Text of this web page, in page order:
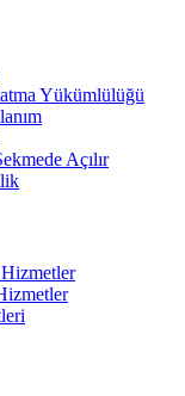
Yükümlülüğü
Açılır
Hizmetler